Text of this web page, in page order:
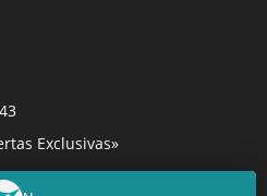
Exclusivas»